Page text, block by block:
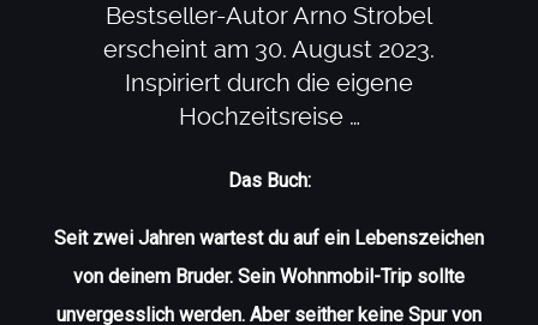
Bestseller-Autor Arno Strobel
erscheint am 30. August 2023.
Inspiriert durch die eigene
Hochzeitsreise …
Das Buch:
Seit zwei Jahren wartest du auf ein Lebenszeichen
von deinem Bruder. Sein Wohnmobil-Trip sollte
unvergesslich werden. Aber seither keine Spur von